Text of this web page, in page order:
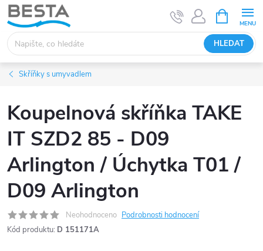
Přejít
na
obsah
HLEDAT
NÁKUPNÍ
KOŠÍK
Skříňky s umyvadlem
Koupelnová skříňka TAKE
IT SZD2 85 - D09
Arlington / Úchytka T01 /
D09 Arlington
Neohodnoceno Podrobnosti hodnocení
Kód produktu: D 151171A